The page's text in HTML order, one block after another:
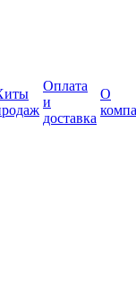
Оплата
и
доставка
О